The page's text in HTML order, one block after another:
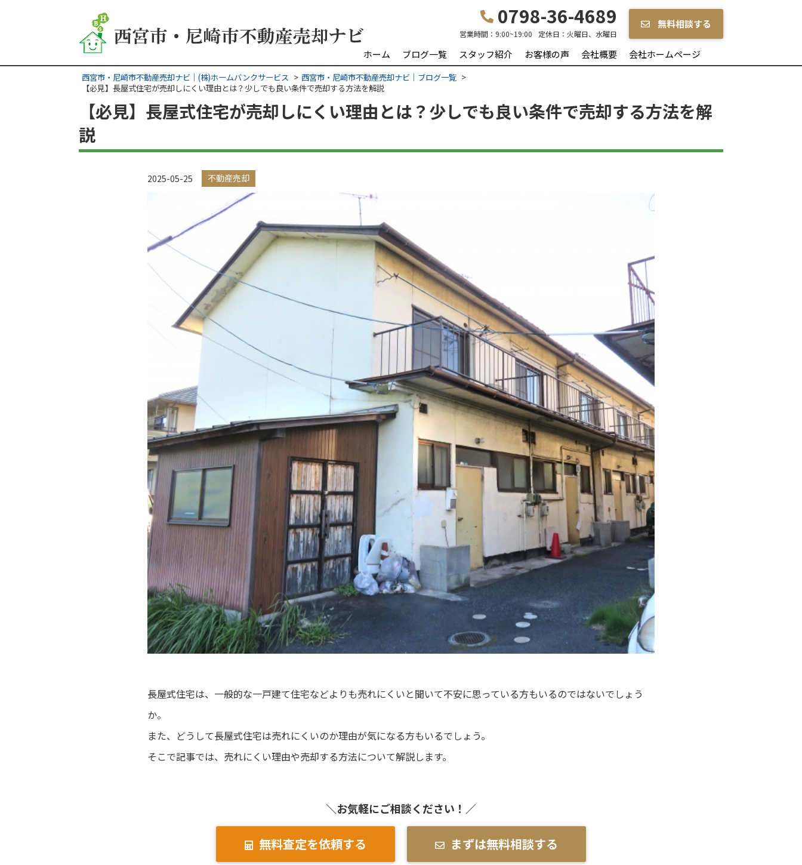
0798-36-4689
営業時間： 9:00~19:00 定休日： 火曜日、水曜日
無料相談する
ホーム ブログ一覧 スタッフ紹介 お客様の声 会社概要 会社ホームページ
西宮市・尼崎市不動産売却ナビ｜(株)ホームバンクサービス
西宮市・尼崎市不動産売却ナビ｜ブログ一覧
【必見】長屋式住宅が売却しにくい理由とは？少しでも良い条件で売却する方法を解説
【必見】長屋式住宅が売却しにくい理由とは？少しでも良い条件で売却する方法を解
説
2025-05-25 不動産売却
長屋式住宅は、一般的な一戸建て住宅などよりも売れにくいと聞いて不安に思っている方もいるのではないでしょう
か。
また、どうして長屋式住宅は売れにくいのか理由が気になる方もいるでしょう。
そこで記事では、売れにくい理由や売却する方法について解説します。
＼お気軽にご相談ください！／
無料査定を依頼する まずは無料相談する